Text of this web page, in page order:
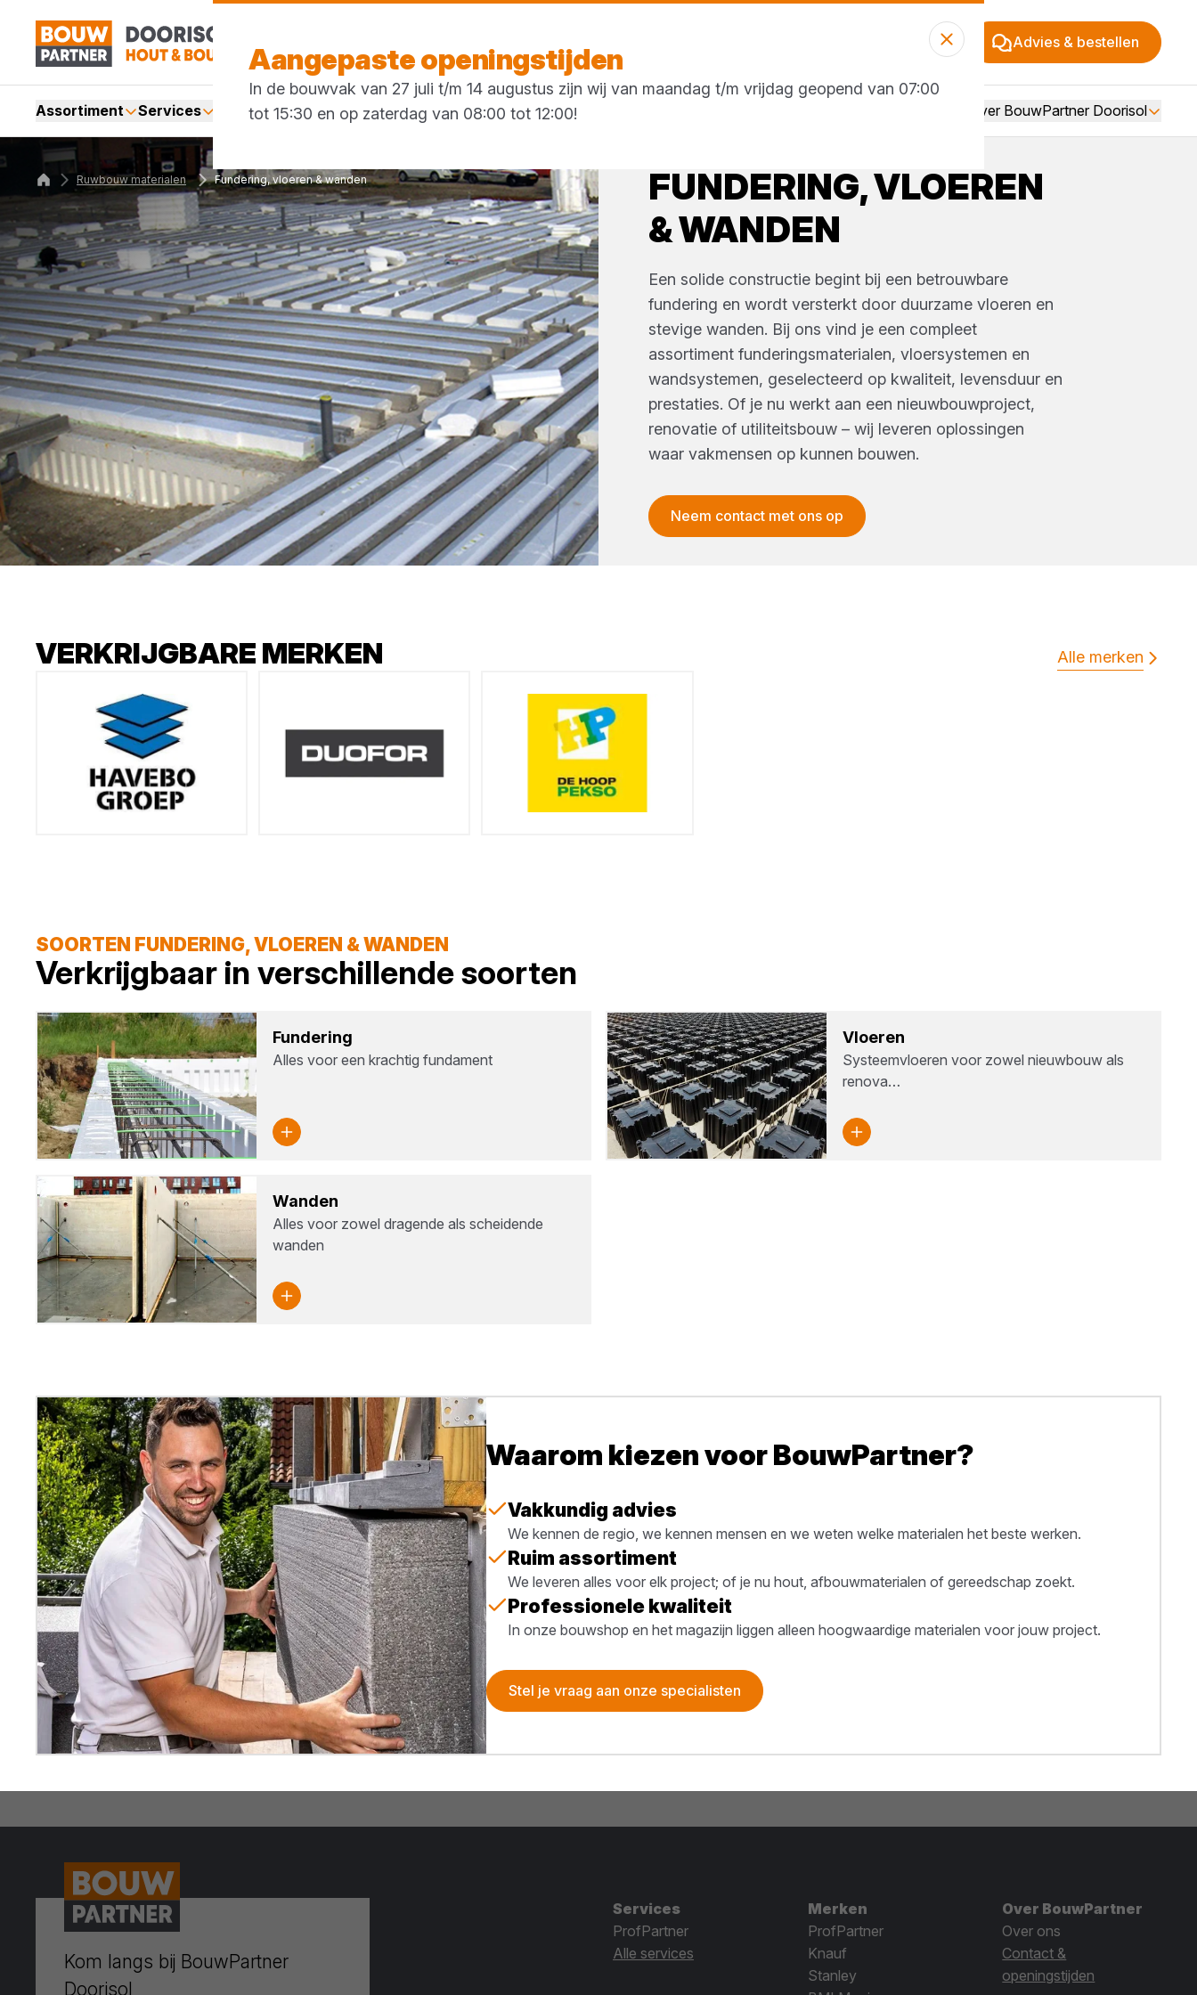
Advies & bestellen
Assortiment Services Merken Acties Blogs Over BouwPartner Doorisol
FUNDERING, VLOEREN
& WANDEN
Een solide constructie begint bij een betrouwbare
fundering en wordt versterkt door duurzame vloeren en
stevige wanden. Bij ons vind je een compleet
assortiment funderingsmaterialen, vloersystemen en
wandsystemen, geselecteerd op kwaliteit, levensduur en
prestaties. Of je nu werkt aan een nieuwbouwproject,
renovatie of utiliteitsbouw – wij leveren oplossingen
waar vakmensen op kunnen bouwen.
Neem contact met ons op
Ruwbouw materialen Fundering, vloeren & wanden
VERKRIJGBARE MERKEN Alle merken
SOORTEN FUNDERING, VLOEREN & WANDEN
Verkrijgbaar in verschillende soorten
Fun­de­ring
Alles voor een krachtig fundament
Vloe­ren
Systeemvloeren voor zowel nieuwbouw als
renova…
Wan­den
Alles voor zowel dragende als scheidende
wanden
Waarom kiezen voor BouwPartner?
Vakkundig advies
We kennen de regio, we kennen mensen en we weten welke materialen het beste werken.
Ruim assortiment
We leveren alles voor elk project; of je nu hout, afbouwmaterialen of gereedschap zoekt.
Professionele kwaliteit
In onze bouwshop en het magazijn liggen alleen hoogwaardige materialen voor jouw project.
Stel je vraag aan onze specialisten
Aangepaste openingstijden
In de bouwvak van 27 juli t/m 14 augustus zijn wij van maandag t/m vrijdag geopend van 07:00
tot 15:30 en op zaterdag van 08:00 tot 12:00!
Kom langs bij BouwPartner
Doorisol
Services
ProfPartner
Alle services
Merken
ProfPartner
Knauf
Stanley
Over BouwPartner
Over ons
Contact &
openingstijden